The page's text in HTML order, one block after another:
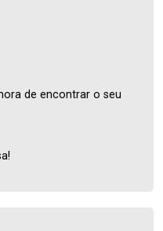
de encontrar o seu